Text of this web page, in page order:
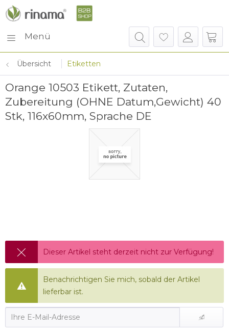
Menü
Übersicht Etiketten
Orange 10503 Etikett, Zutaten,
Zubereitung (OHNE Datum,Gewicht) 40
Stk, 116x60mm, Sprache DE
Dieser Artikel steht derzeit nicht zur Verfügung!
Benachrichtigen Sie mich, sobald der Artikel
lieferbar ist.